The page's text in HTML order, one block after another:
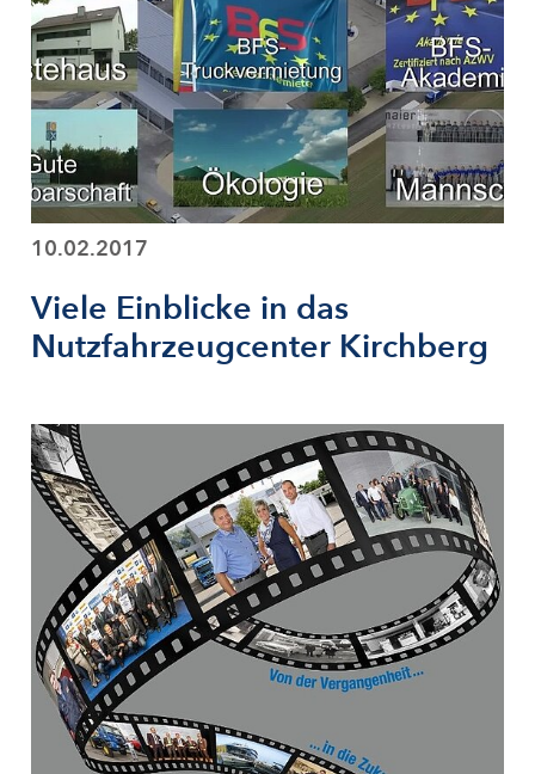
10.02.2017
Viele Einblicke in das
Nutzfahrzeugcenter Kirchberg